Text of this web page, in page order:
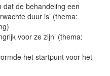
dat de behandeling een
duur is’ (thema:
voor ze zijn’ (thema:
het startpunt voor het